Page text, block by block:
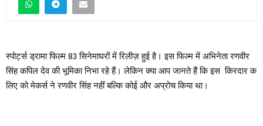
स्पोर्ट्स ड्रामा फिल्म 83 सिनेमाघरों में रिलीज़ हुई है। इस फिल्म में अभिनेता रणवीर
सिंह कपिल देव की भूमिका निभा रहे हैं। लेकिन क्या आप जानते हैं कि इस किरदार क
लिए को मेकर्स ने रणवीर सिंह नहीं बल्कि कोई और अप्रोच किया था।